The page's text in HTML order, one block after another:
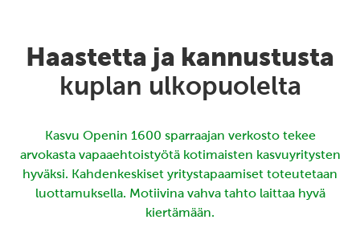
Haastetta ja kannustusta
kuplan ulkopuolelta
Kasvu Openin 1600 sparraajan verkosto tekee
arvokasta vapaaehtoistyötä kotimaisten kasvuyritysten
hyväksi. Kahdenkeskiset yritystapaamiset toteutetaan
luottamuksella. Motiivina vahva tahto laittaa hyvä
kiertämään.